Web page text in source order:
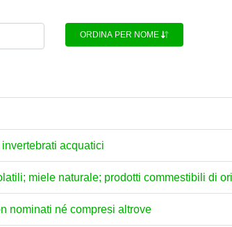
ORDINA PER NOME
acquatici
miele naturale; prodotti commestibili di
nominati né compresi altrove